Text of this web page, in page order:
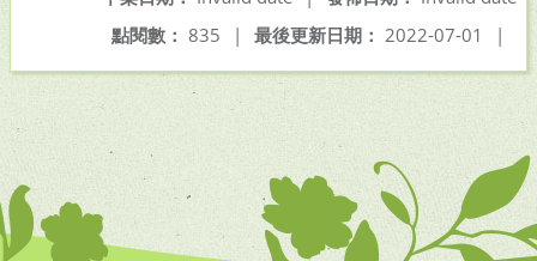
最後更新日期： 2022-07-01 |
點閱數： 835 |